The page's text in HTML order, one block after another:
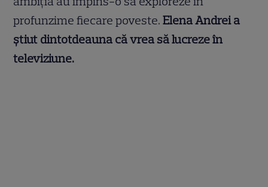
profunzime fiecare poveste.Elena Andrei a
știut dintotdeauna că vrea să lucreze în
televiziune.